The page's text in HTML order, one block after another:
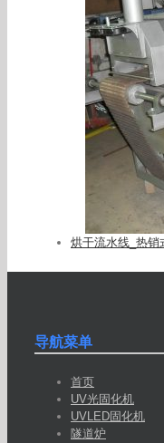
烘干流水线_热销
导航菜单
首页
UV光固化机
UVLED固化机
隧道炉